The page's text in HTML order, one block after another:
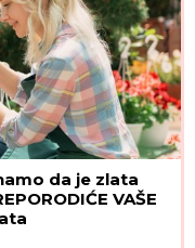
da je zlata
VAŠE